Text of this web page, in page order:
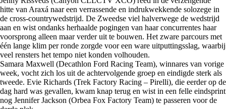
hitte van Araxá naar een verrassende en indrukwekkende solozege in
de cross-countrywedstrijd. De Zweedse viel halverwege de wedstrijd
aan en wist ondanks herhaalde pogingen van haar concurrentes haar
voorsprong alleen maar verder uit te bouwen. Het zware parcours met
één lange klim per ronde zorgde voor een ware uitputtingsslag, waarbij
veel rensters het tempo niet konden volhouden.
Samara Maxwell (Decathlon Ford Racing Team), winnares van vorige
week, vocht zich los uit de achtervolgende groep en eindigde sterk als
tweede. Evie Richards (Trek Factory Racing – Pirelli), die eerder op de
dag hard was gevallen, kwam knap terug en wist in een felle eindsprint
nog Jennifer Jackson (Orbea Fox Factory Team) te passeren voor de